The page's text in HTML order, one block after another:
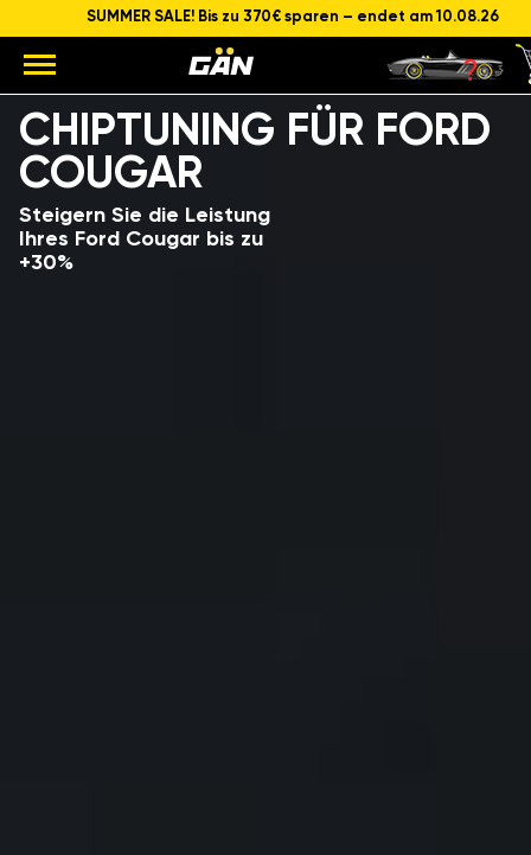
SUMMER SALE! Bis zu 370€ sparen – endet am 10.08.26
CHIPTUNING FÜR FORD
COUGAR
Steigern Sie die Leistung
Ihres Ford Cougar bis zu
+30%
Modell
Hubraum und Leistung des Motors